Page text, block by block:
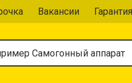
Вакансии